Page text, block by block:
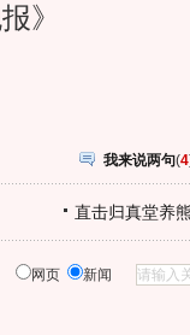
》
我来说两句(4
直击归真堂养
网页 新闻